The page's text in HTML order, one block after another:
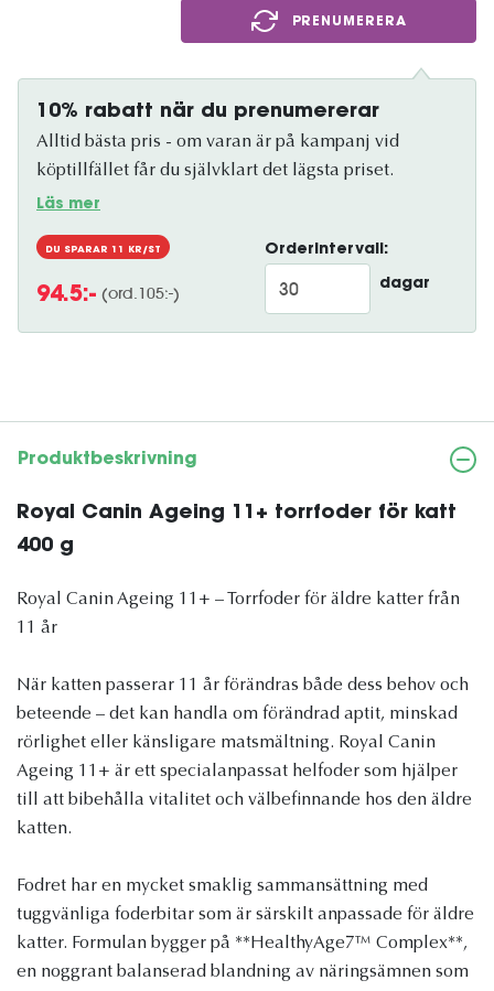
PRENUMERERA
10% rabatt när du prenumererar
Alltid bästa pris - om varan är på kampanj vid
köptillfället får du självklart det lägsta priset.
Läs mer
DU SPARAR 11 KR/ST
94.5:- (ord.105:-)
Orderintervall:
dagar
Produktbeskrivning
Royal Canin Ageing 11+ torrfoder för katt
400 g
Royal Canin Ageing 11+ – Torrfoder för äldre katter från
11 år
När katten passerar 11 år förändras både dess behov och
beteende – det kan handla om förändrad aptit, minskad
rörlighet eller känsligare matsmältning. Royal Canin
Ageing 11+ är ett specialanpassat helfoder som hjälper
till att bibehålla vitalitet och välbefinnande hos den äldre
katten.
Fodret har en mycket smaklig sammansättning med
tuggvänliga foderbitar som är särskilt anpassade för äldre
katter. Formulan bygger på **HealthyAge7™ Complex**,
en noggrant balanserad blandning av näringsämnen som